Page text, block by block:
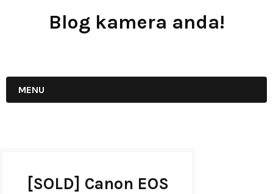
Blog kamera anda!
MENU
[SOLD] Canon EOS